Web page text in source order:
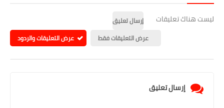
ليست هناك تعليقات
إرسال تعليق
عرض التعليقات فقط
عرض التعليقات والردود
إرسال تعليق